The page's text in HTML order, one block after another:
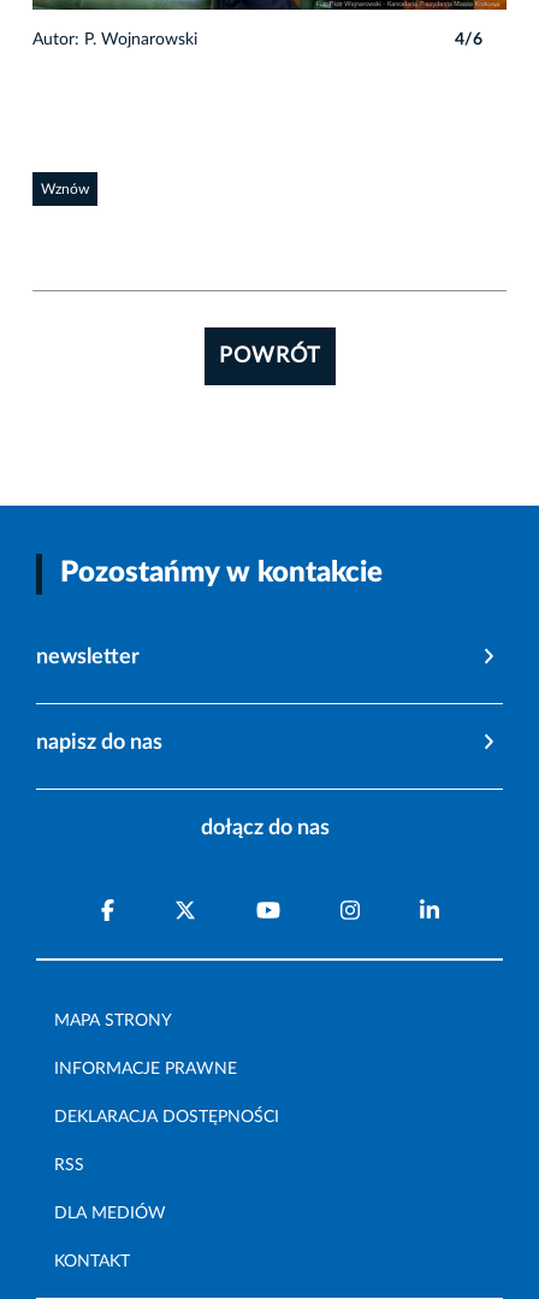
Autor: P. Wojnarowski 4/6
Wznów
POWRÓT
Pozostańmy w kontakcie
newsletter
napisz do nas
dołącz do nas
MAPA STRONY
INFORMACJE PRAWNE
DEKLARACJA DOSTĘPNOŚCI
RSS
DLA MEDIÓW
KONTAKT